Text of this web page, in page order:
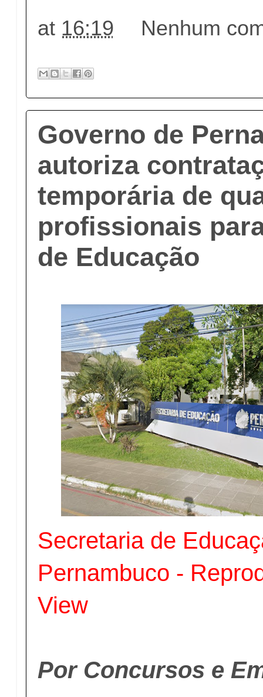
at 16:19 Nenhum
Governo de
autoriza
temporária de
profissionais
de Educação
Secretaria de
Pernambuco -
View
Por Concursos e